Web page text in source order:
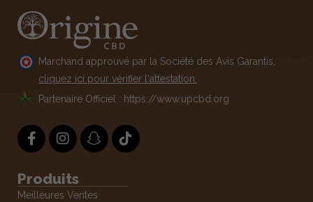
Marchand approuvé par la Société des Avis Garantis,
cliquez ici pour vérifier l'attestation.
Partenaire Officiel : https://www.upcbd.org
Produits
Meilleures Ventes